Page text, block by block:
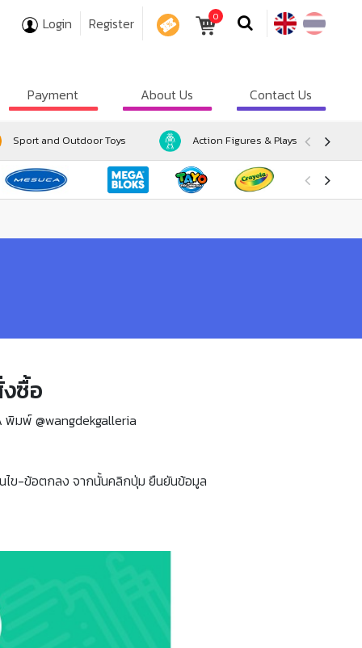
Login Register 0
Payment About Us Contact Us
Sport and Outdoor Toys Action Figures & Playsets
ซื้อ
มพ์ @wangdekgalleria
ไข-ข้อตกลง จากนั้นคลิกปุ่ม ยืนยันข้อมูล